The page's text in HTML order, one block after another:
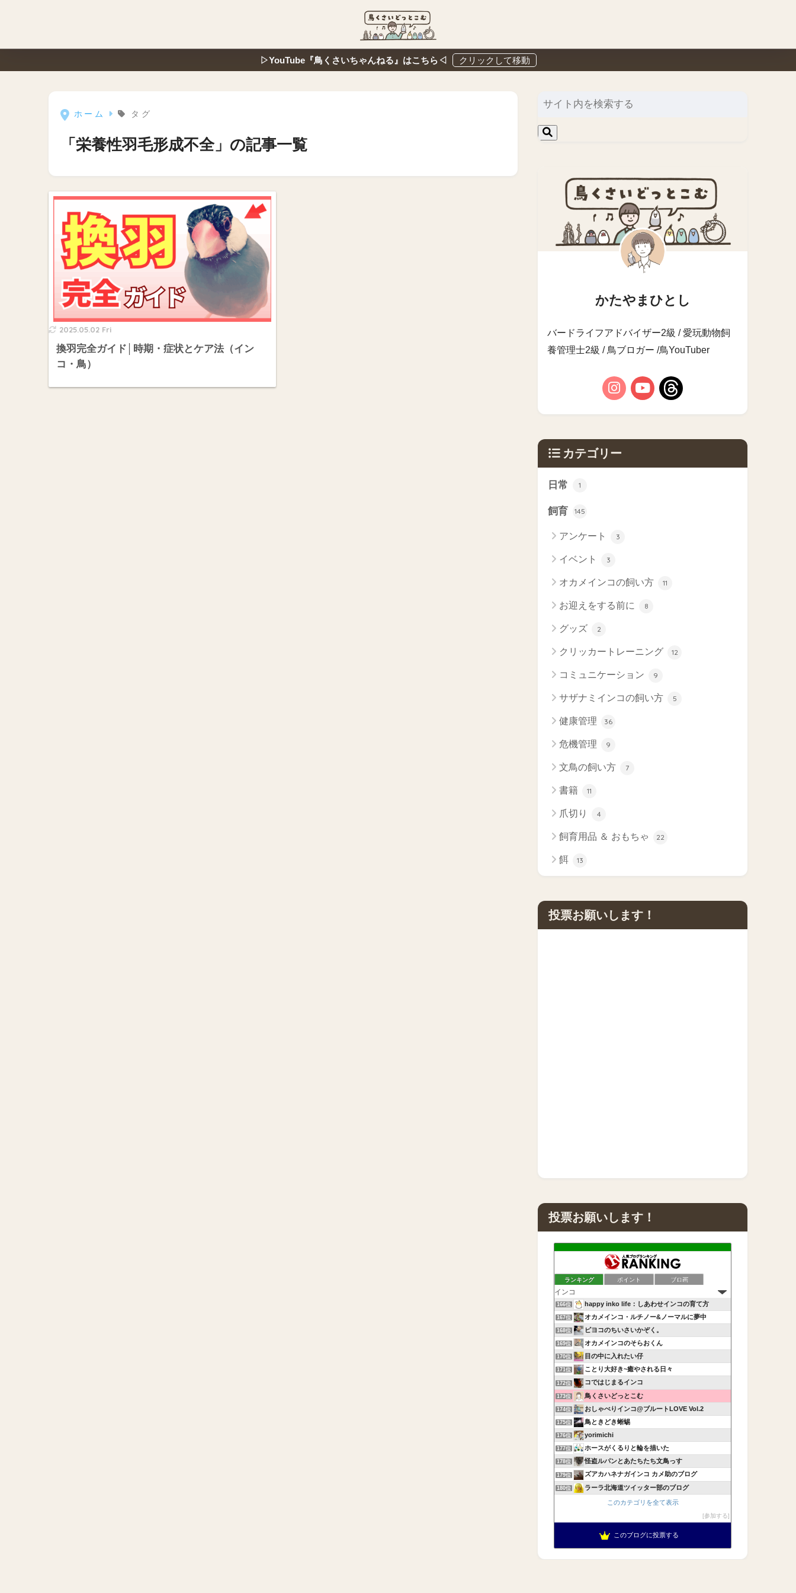
▷YouTube『鳥くさいちゃんねる』はこちら◁
ホーム タグ
「栄養性羽毛形成不全」の記事一覧
2025.05.02 Fri
換羽完全ガイド│時期・症状とケア法（イン
コ・鳥）
かたやまひとし
バードライフアドバイザー2級 / 愛玩動物飼
養管理士2級 / 鳥ブロガー /鳥YouTuber
カテゴリー
日常 1
飼育 145
アンケート 3
イベント 3
オカメインコの飼い方 11
お迎えをする前に 8
グッズ 2
クリッカートレーニング 12
コミュニケーション 9
サザナミインコの飼い方 5
健康管理 36
危機管理 9
文鳥の飼い方 7
書籍 11
爪切り 4
飼育用品 ＆ おもちゃ 22
餌 13
投票お願いします！
投票お願いします！
ランキング ポイント ブロ画
166位 happy inko life：しあわせインコの育て方
167位 オカメインコ・ルチノー&ノーマルに夢中
168位 ピヨコのちいさいかぞく。
169位 オカメインコのそらおくん
170位 目の中に入れたい仔
171位 ことり大好き~癒やされる日々
172位 コではじまるインコ
173位 鳥くさいどっとこむ
174位 おしゃべりインコ@ブルートLOVE Vol.2
175位 鳥ときどき蜥蜴
176位 yorimichi
177位 ホースがくるりと輪を描いた
178位 怪盗ルパンとあたちたち文鳥っす
179位 ズアカハネナガインコ カメ助のブログ
180位 ラーラ北海道ツイッター部のブログ
このカテゴリを全て表示
参加する
このブログに投票する